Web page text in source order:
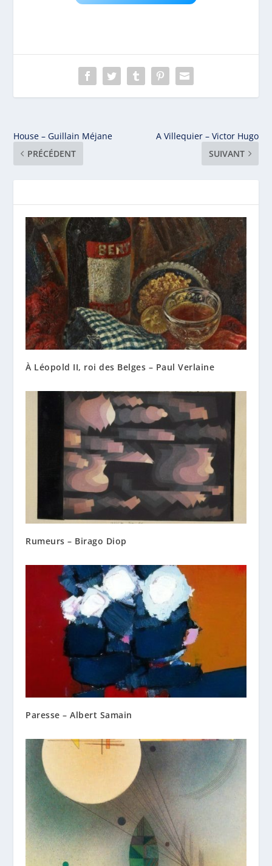
House – Guillain Méjane
PRÉCÉDENT
A Villequier – Victor Hugo
SUIVANT
À Léopold II, roi des Belges – Paul Verlaine
Rumeurs – Birago Diop
Paresse – Albert Samain